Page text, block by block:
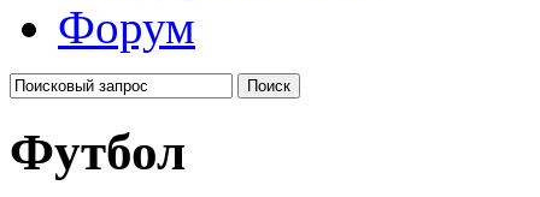
Форум
Футбол